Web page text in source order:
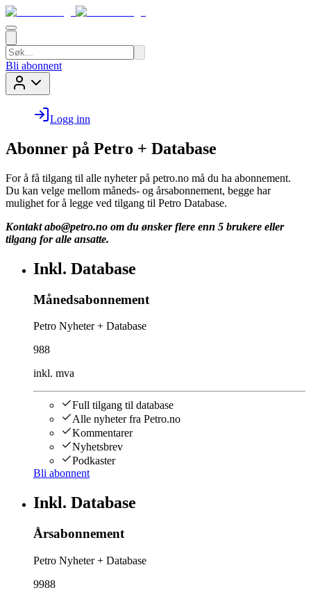
Bli abonnent
Logg inn
Abonner på Petro + Database
For å få tilgang til alle nyheter på petro.no må du ha abonnement.
Du kan velge mellom måneds- og årsabonnement, begge har
mulighet for å legge ved tilgang til Petro Database.
Kontakt abo@petro.no om du ønsker flere enn 5 brukere eller
tilgang for alle ansatte.
Inkl. Database
Månedsabonnement
Petro Nyheter + Database
988
inkl. mva
Full tilgang til database
Alle nyheter fra Petro.no
Kommentarer
Nyhetsbrev
Podkaster
Bli abonnent
Inkl. Database
Årsabonnement
Petro Nyheter + Database
9988